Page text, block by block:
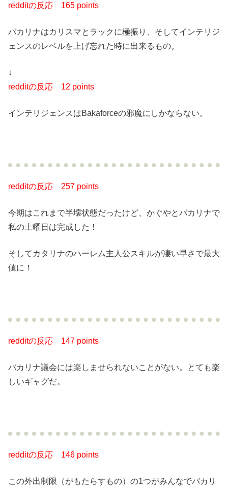
redditの反応 165 points
バカリナはカリスマとラックに極振り、そしてインテリジ
ェンスのレベルを上げ忘れた時に出来るもの。
↓
redditの反応 12 points
インテリジェンスはBakaforceの邪魔にしかならない。
redditの反応 257 points
今期はこれまで半壊状態だったけど、かぐやとバカリナで
私の土曜日は完成した！
そしてカタリナのハーレム主人公スキルが凄い早さで最大
値に！
redditの反応 147 points
バカリナ議会には楽しませられないことがない。とても楽
しいギャグだ。
redditの反応 146 points
この外出制限（がもたらすもの）の1つがみんなでバカリ